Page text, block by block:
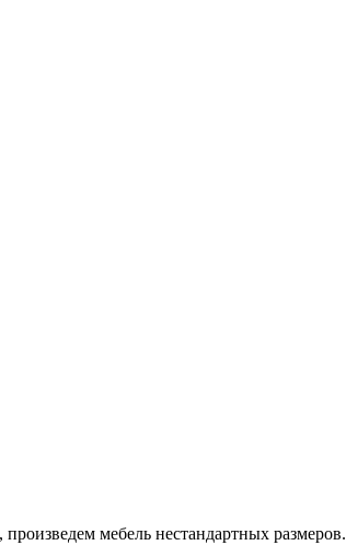
мебель нестандартных размеров.